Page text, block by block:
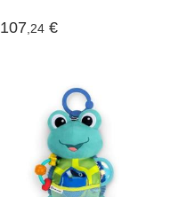
Niveaux de Couchage
- Sac de Transport,
107,24 €